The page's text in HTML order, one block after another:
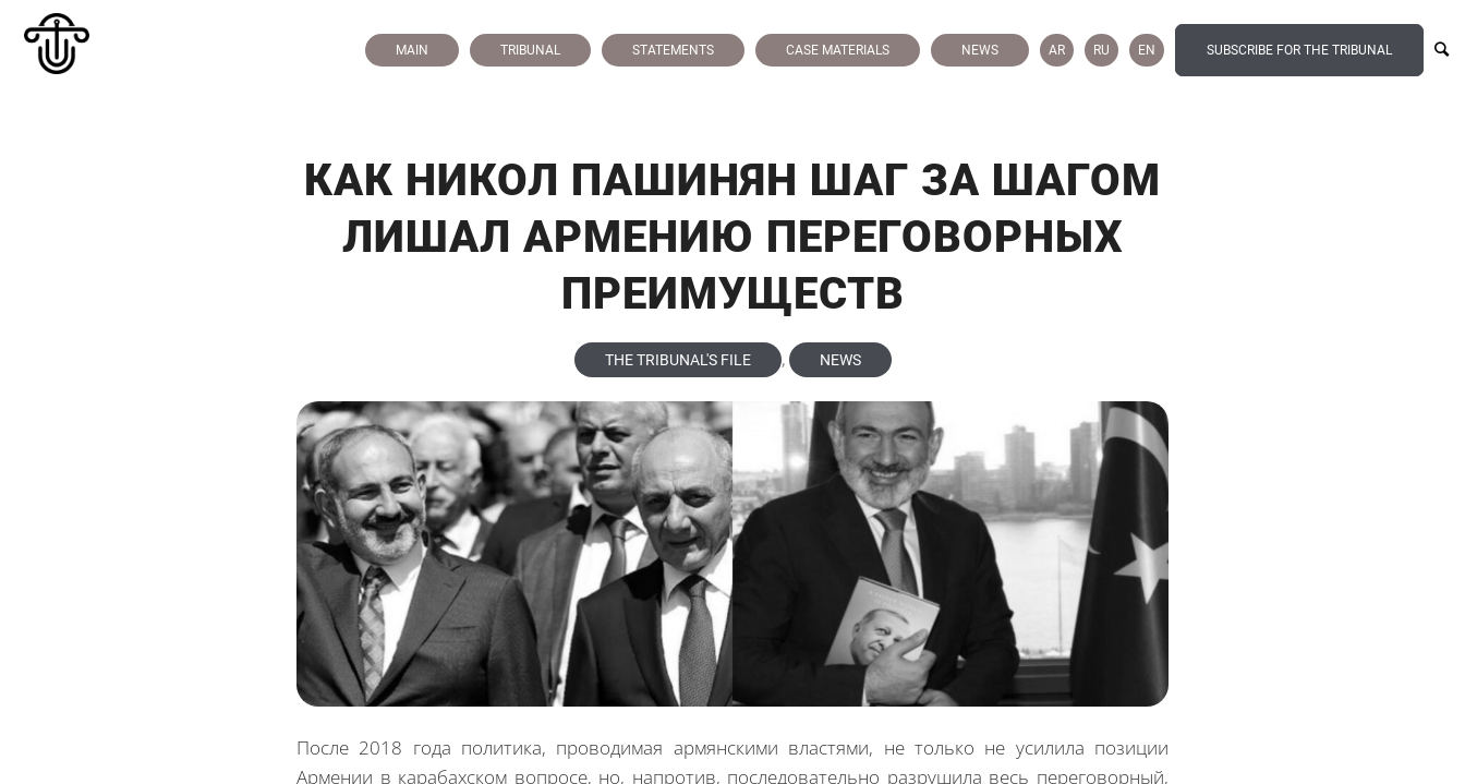
MAIN TRIBUNAL STATEMENTS CASE MATERIALS NEWS AR RU EN SUBSCRIBE FOR THE TRIBUNAL
КАК НИКОЛ ПАШИНЯН ШАГ ЗА ШАГОМ
ЛИШАЛ АРМЕНИЮ ПЕРЕГОВОРНЫХ
ПРЕИМУЩЕСТВ
THE TRIBUNAL'S FILE , NEWS
После 2018 года политика, проводимая армянскими властями, не только не усилила позиции
Армении в карабахском вопросе, но, напротив, последовательно разрушила весь переговорный,